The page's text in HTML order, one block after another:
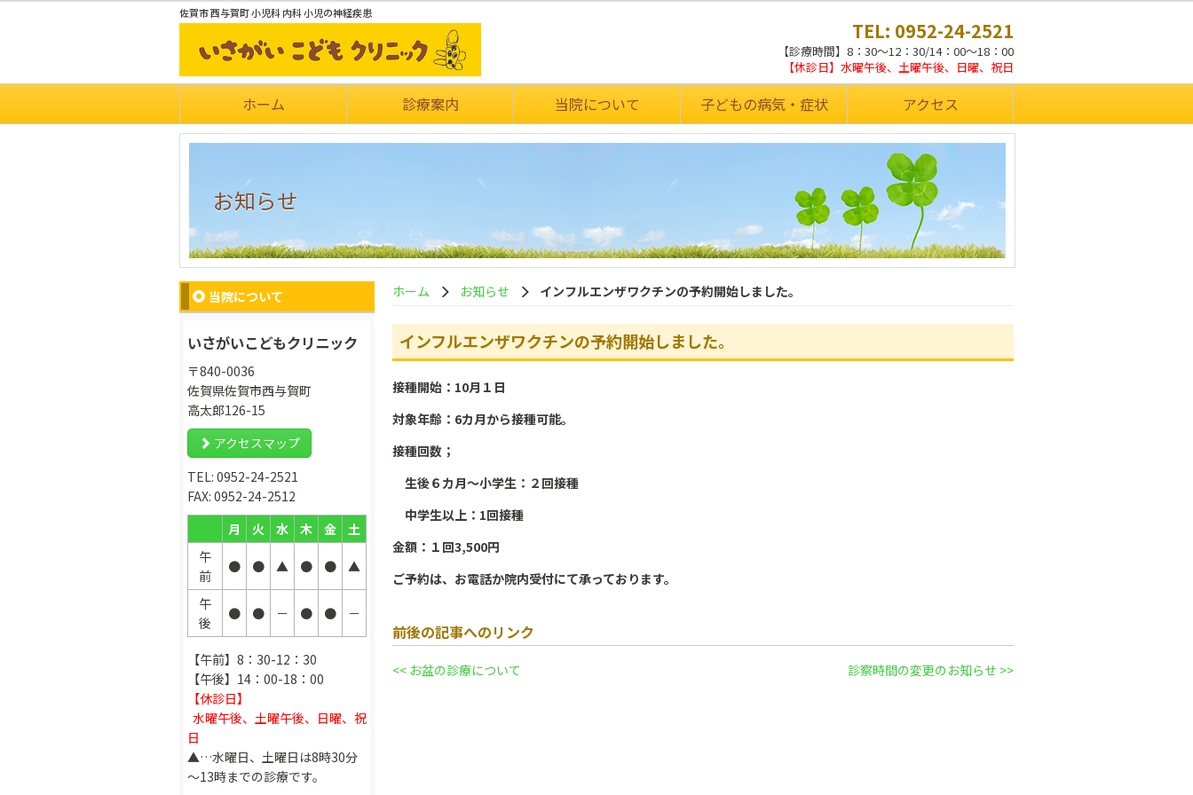
佐賀市 西与賀町 小児科 内科 小児の神経疾患
TEL: 0952-24-2521
【診療時間】8：30～12：30/14：00～18：00
【休診日】水曜午後、土曜午後、日曜、祝日
ホーム 診療案内 当院について 子どもの病気・症状 アクセス
お知らせ
ホーム お知らせ インフルエンザワクチンの予約開始しました。
インフルエンザワクチンの予約開始しました。
接種開始：10月１日
対象年齢：6カ月から接種可能。
接種回数；
生後６カ月～小学生：２回接種
中学生以上：1回接種
金額：１回3,500円
ご予約は、お電話か院内受付にて承っております。
前後の記事へのリンク
<< お盆の診療について 診察時間の変更のお知らせ >>
当院について
いさがいこどもクリニック
〒840-0036
佐賀県佐賀市西与賀町
高太郎126-15
アクセスマップ
TEL: 0952-24-2521
FAX: 0952-24-2512
月
火 水 木 金
土
午
前
● ● ▲ ● ● ▲
午
後
● ● － ● ● －
【午前】8：30-12：30
【午後】14：00-18：00
【休診日】
水曜午後、土曜午後、日曜、祝
日
▲…水曜日、土曜日は8時30分
～13時までの診療です。